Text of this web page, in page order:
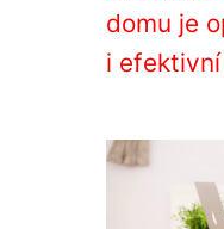
domu je
i